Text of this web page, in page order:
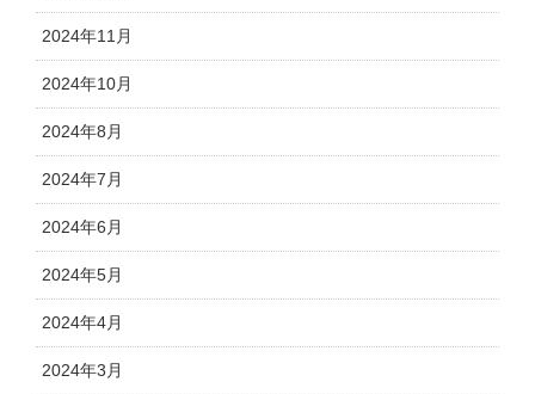
2024年11月
2024年10月
2024年8月
2024年7月
2024年6月
2024年5月
2024年4月
2024年3月